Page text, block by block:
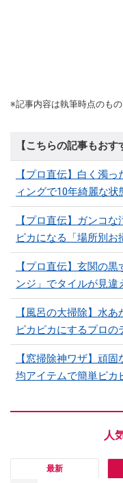
※記事内容は執筆時点のも
【こちらの記事もおす
【プロ直伝】白く濁
ィングで10年綺麗な
【プロ直伝】ガンコ
ピカになる「場所別お
【プロ直伝】玄関の
ンジ」でタイルが見違
【風呂の大掃除】水
ピカピカにするプロの
【窓掃除神ワザ】頑
均アイテムで簡単ピカ
最新